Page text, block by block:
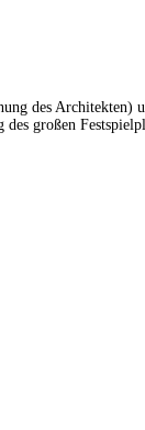
des Architekten)
großen